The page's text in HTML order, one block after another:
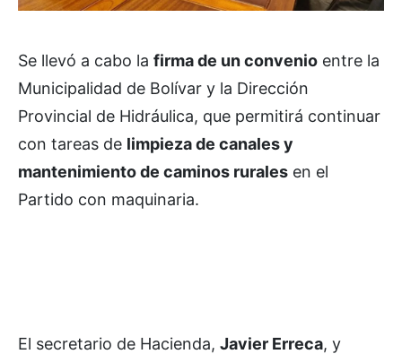
Se llevó a cabo la firma de un convenio entre la
Municipalidad de Bolívar y la Dirección
Provincial de Hidráulica, que permitirá continuar
con tareas de limpieza de canales y
mantenimiento de caminos rurales en el
Partido con maquinaria.
El secretario de Hacienda, Javier Erreca, y